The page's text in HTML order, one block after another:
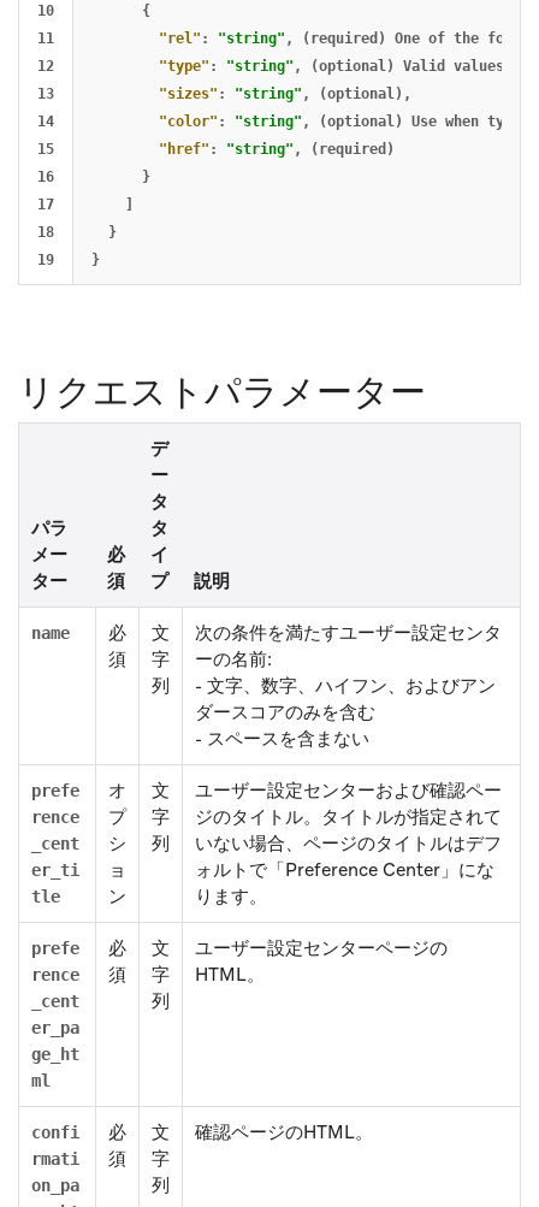
10
11
12
13
14
15
16
17
18
{
"rel" : "string" , (required) One of the
"type" : "string" , (optional) Valid values
"sizes" : "string" , (optional) ,
"color" : "string" , (optional) Use when type=
"href" : "string" ,
(required)
}
]
}
}
リクエストパラメーター
パラ
メー
ター
必
須
デ
ー
タ
タ
イ
プ
説明
name
必
須
文
字
列
次の条件を満たすユーザー設定センタ
ーの名前:
- 文字、数字、ハイフン、およびアン
ダースコアのみを含む
- スペースを含まない
prefe
rence
_cent
er_ti
tle
オ
プ
シ
ョ
ン
文
字
列
ユーザー設定センターおよび確認ペー
ジのタイトル。タイトルが指定されて
いない場合、ページのタイトルはデフ
ォルトで「Preference Center」にな
ります。
prefe
rence
_cent
er_pa
ge_ht
ml
必
須
文
字
列
ユーザー設定センターページの
HTML。
confi
rmati
on_pa
必
須
文
字
列
確認ページのHTML。